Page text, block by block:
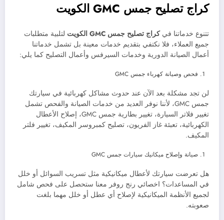
كراج تصليح جمس GMC الكويت
تتنوع خدماتنا فيكراج تصليح جمس GMC الكويت لتلبية متطلبات
جميع العملاء، فلا نكتفي بتقديم خدمات معينة بل تشمل خدماتنا
أعمال الصيانة الدورية وخدمات السيرفس وأعمال التصليح كما يلي:
فحص وصيانة كهرباء جمس GMC
لن تجد مشكلة بعد الآن عند حدوث مشاكل كهربائية في سيارتك
جمس GMC، لأننا نوفر العديد من خدمات الصيانة والفحص تشمل
تغيير فلاتر السيارة، تغيير بطارية جمس GMC، إصلاح الأعطال
الكهربائية، تعبئة غاز الفريون، تصليح كمبروسر المكيف، تغيير فلتر
المكيف.
صيانة وإصلاح ميكانيك سيارات جمس GMC
هل تعرضت سيارتك لأعطال ميكانيكية مثل تسريب السوائل أو خلل
في المساعدات؟ اخصائي رنج روفر معنا ستحصل على فحص شامل
لجميع الأنظمة الميكانيكية لإصلاح أي عطل أو خلل مهما بلغت
صعوبته.